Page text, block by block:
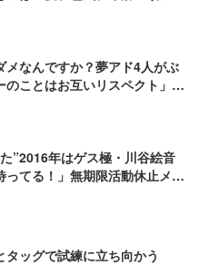
メなんですか？夢アド4人がぶ
ことはお互いリスペクト」
”2016年はゲス極・川谷絵音
てる！」無期限活動休止メン
ッグで試練に立ち向かう